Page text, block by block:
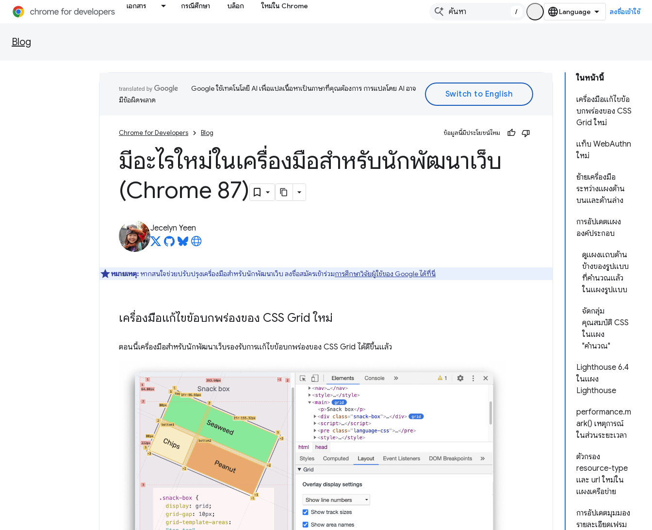
เอกสาร กรณีศึกษา บล็อก ใหม่ใน Chrome
/ ลงชื่อเข้าใช้
Blog
ในหน้านี้
เครื่องมือแก้ไขข้อ
บกพร่องของ CSS
Grid ใหม่
แท็บ WebAuthn
ใหม่
ย้ายเครื่องมือ
ระหว่างแผงด้าน
บนและด้านล่าง
การอัปเดตแผง
องค์ประกอบ
ดูแผงแถบด้าน
ข้างของรูปแบบ
ที่คำนวณแล้ว
ในแผงรูปแบบ
จัดกลุ่ม
คุณสมบัติ CSS
ในแผง
"คำนวณ"
Lighthouse 6.4
ในแผง
Lighthouse
performance.m
ark() เหตุการณ์
ในส่วนระยะเวลา
ตัวกรอง
resource-type
และ url ใหม่ใน
แผงเครือข่าย
การอัปเดตมุมมอง
รายละเอียดเฟรม
Google ใช้เทคโนโลยี AI เพื่อแปลเนื้อหาเป็นภาษาที่คุณต้องการ การแปลโดย AI อาจ
มีข้อผิดพลาด
Chrome for Developers Blog ข้อมูลนี้มีประโยชน์ไหม
มีอะไรใหม่ในเครื่องมือสำหรับนักพัฒนาเว็บ
(Chrome 87)
Jecelyn Yeen
หมายเหตุ: หากสนใจช่วยปรับปรุงเครื่องมือสำหรับนักพัฒนาเว็บ ลงชื่อสมัครเข้าร่วมการศึกษาวิจัยผู้ใช้ของ Google ได้ที่นี่
เครื่องมือแก้ไขข้อบกพร่องของ CSS Grid ใหม่
ตอนนี้เครื่องมือสำหรับนักพัฒนาเว็บรองรับการแก้ไขข้อบกพร่องของ CSS Grid ได้ดีขึ้นแล้ว